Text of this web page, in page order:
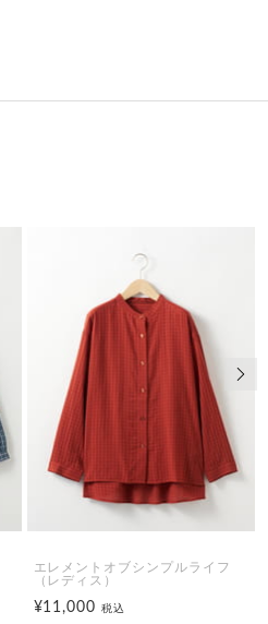
エレメントオブシンプルライフ
（レディス）
¥11,000税込